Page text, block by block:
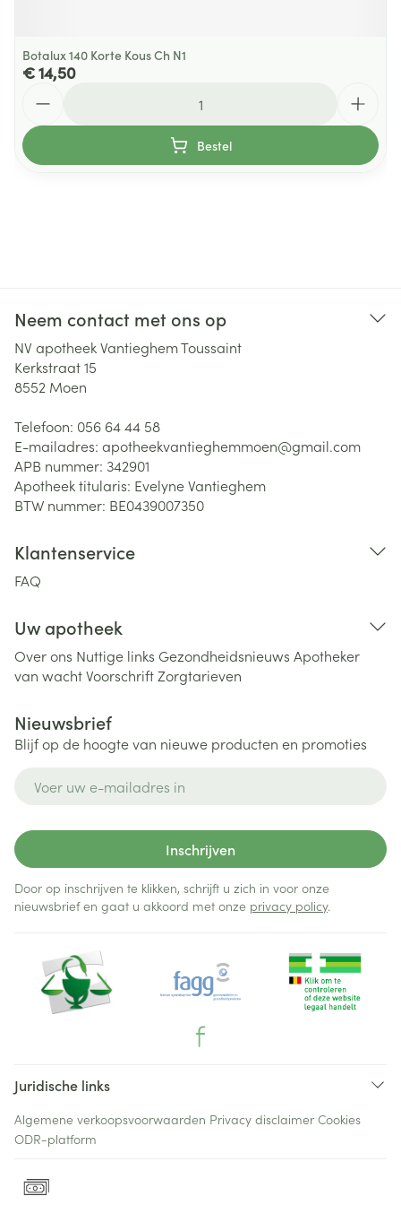
Botalux 140 Korte Kous Ch N1
€ 14,50
Bestel
Neem contact met ons op
NV apotheek Vantieghem Toussaint
Kerkstraat 15
8552 Moen
Telefoon: 056 64 44 58
E-mailadres: apotheekvantieghemmoen@gmail.com
APB nummer: 342901
Apotheek titularis: Evelyne Vantieghem
BTW nummer: BE0439007350
Klantenservice
FAQ
Uw apotheek
Over ons Nuttige links Gezondheidsnieuws Apotheker
van wachtVoorschriftZorgtarieven
Nieuwsbrief
Blijf op de hoogte van nieuwe producten en promoties
Inschrijven
Door op inschrijven te klikken, schrijft u zich in voor onze
nieuwsbrief en gaat u akkoord met onze privacy policy.
Juridische links
Algemene verkoopsvoorwaarden Privacy disclaimer Cookies
ODR-platform